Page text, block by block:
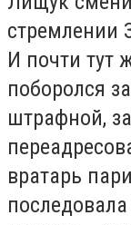
стремлении
И почти тут
поборолся
штрафной,
вратарь